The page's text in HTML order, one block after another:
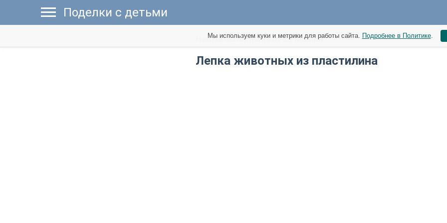
Поделки с детьми
Новые материалы от 21 января
Лепка животных из пластилина
Мы используем куки и метрики для работы сайта. Подробнее в Политике.